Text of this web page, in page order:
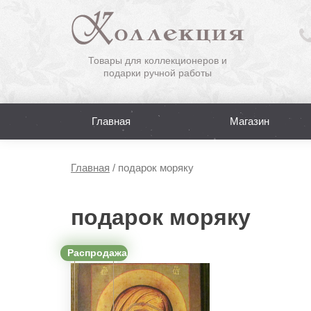
Товары для коллекционеров и
подарки ручной работы
Главная Магазин
Главная / подарок моряку
подарок моряку
Распродажа